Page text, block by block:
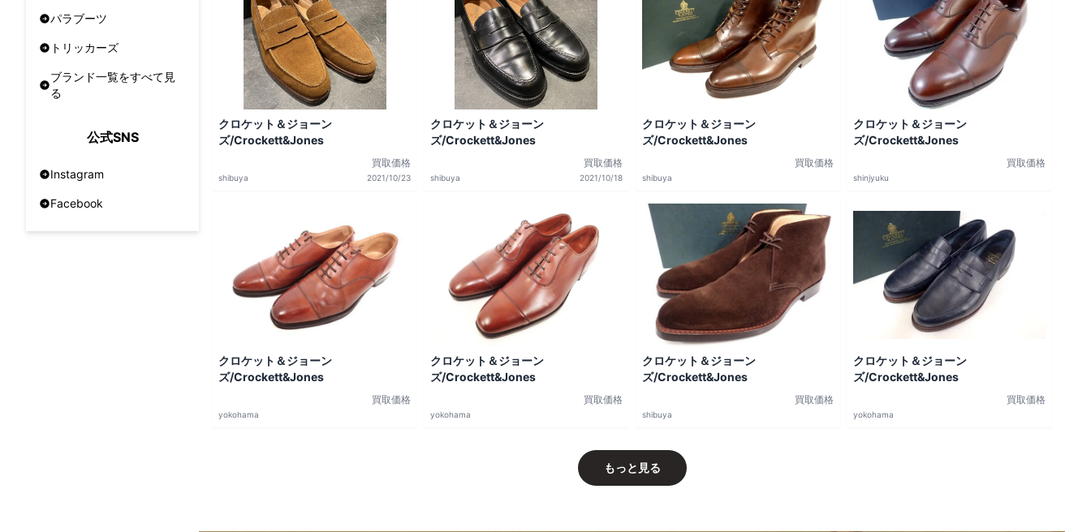
パラブーツ
トリッカーズ
ブランド一覧をすべて見
る
公式SNS
Instagram
Facebook
クロケット＆ジョーン
ズ/Crockett&Jones
買取価格
shibuya 2021/10/23
クロケット＆ジョーン
ズ/Crockett&Jones
買取価格
shibuya 2021/10/18
クロケット＆ジョーン
ズ/Crockett&Jones
買取価格
shibuya
クロケット＆ジョーン
ズ/Crockett&Jones
買取価格
shinjyuku
クロケット＆ジョーン
ズ/Crockett&Jones
買取価格
yokohama
クロケット＆ジョーン
ズ/Crockett&Jones
買取価格
yokohama
クロケット＆ジョーン
ズ/Crockett&Jones
買取価格
shibuya
クロケット＆ジョーン
ズ/Crockett&Jones
買取価格
yokohama
もっと見る